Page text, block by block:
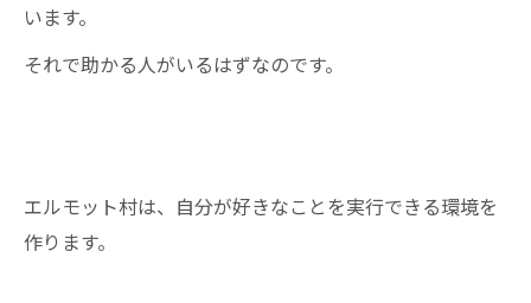
います。
それで助かる人がいるはずなのです。
エルモット村は、自分が好きなことを実行できる環境を
作ります。